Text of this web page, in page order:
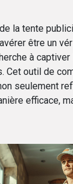
la tente
être un
à
Cet outil de
seulement
efficace,